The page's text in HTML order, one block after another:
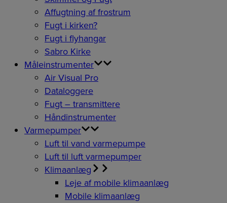
Affugtning af frostrum
Fugt i kirken?
Fugt i flyhangar
Sabro Kirke
Måleinstrumenter
Air Visual Pro
Dataloggere
Fugt – transmittere
Håndinstrumenter
Varmepumper
Luft til vand varmepumpe
Luft til luft varmepumper
Klimaanlæg
Leje af mobile klimaanlæg
Mobile klimaanlæg